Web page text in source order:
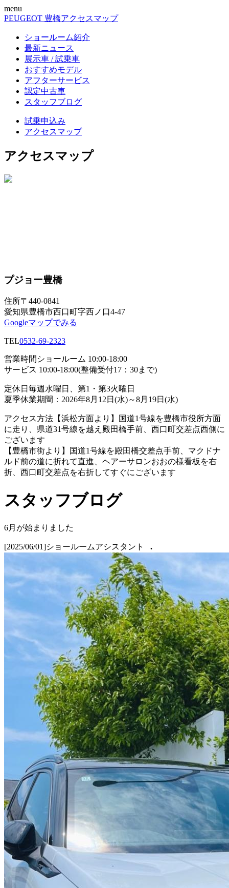
menu
PEUGEOT 豊橋アクセスマップ
ショールーム紹介
最新ニュース
展示車 / 試乗車
おすすめモデル
アフターサービス
認定中古車
スタッフブログ
試乗申込み
アクセスマップ
アクセスマップ
プジョー豊橋
住所〒440-0841
愛知県豊橋市西口町字西ノ口4-47
Googleマップでみる
TEL0532-69-2323
営業時間 ショールーム 10:00-18:00
サービス 10:00-18:00(整備受付17：30まで)
定休日 毎週水曜日、第1・第3火曜日
夏季休業期間：2026年8月12日(水)～8月19日(水)
アクセス方法 【浜松方面より】国道1号線を豊橋市役所方面
に走り、県道31号線を越え殿田橋手前、西口町交差点西側に
ございます
【豊橋市街より】国道1号線を殿田橋交差点手前、マクドナ
ルド前の道に折れて直進、ヘアーサロンおおの様看板を右
折、西口町交差点を右折してすぐにございます
スタッフブログ
6月が始まりました
[2025/06/01]ショールームアシスタント .